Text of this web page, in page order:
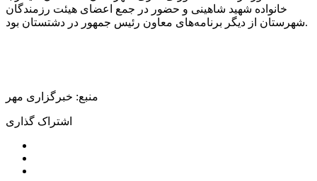
خانواده شهید شاهینی و حضور در جمع اعضای هیئت رزمندگان
شهرستان از دیگر برنامه‌های معاون رئیس جمهور در دشتستان بود.
منبع: خبرگزاری مهر
اشتراک گذاری